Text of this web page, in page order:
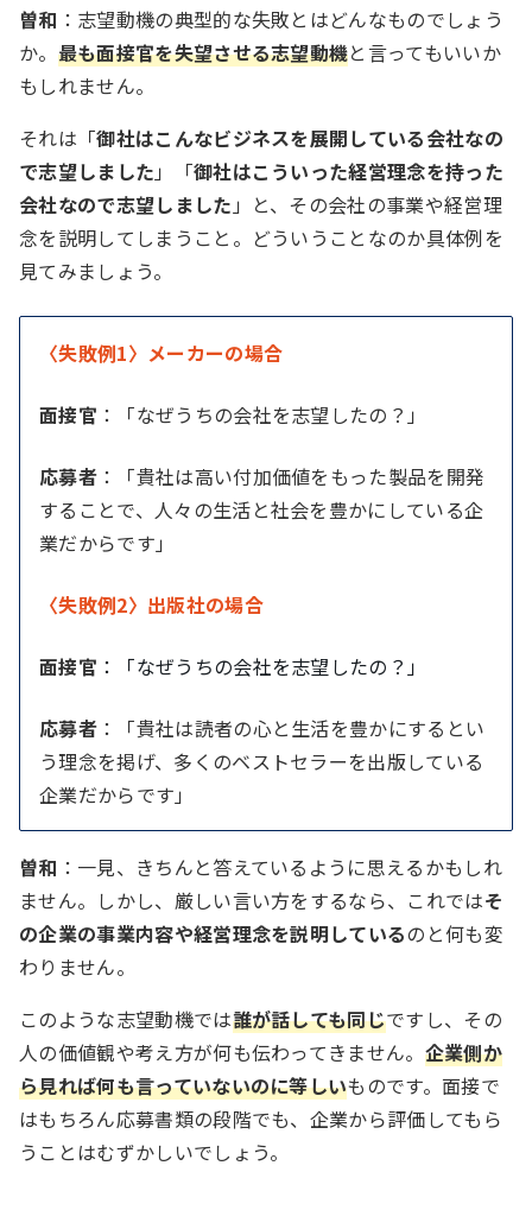
曽和 ：志望動機の典型的な失敗とはどんなものでしょう
か。 最も面接官を失望させる志望動機と言ってもいいか
もしれません。
それは「御社はこんなビジネスを展開している会社なの
で志望しました 」「御社はこういった経営理念を持った
会社なので志望しました 」と、その会社の事業や経営理
念を説明してしまうこと。どういうことなのか具体例を
見てみましょう。
〈失敗例1〉メーカーの場合
面接官 ：「なぜうちの会社を志望したの？」
応募者：「貴社は高い付加価値をもった製品を開発
することで、人々の生活と社会を豊かにしている企
業だからです」
〈失敗例2〉出版社の場合
面接官 ：「なぜうちの会社を志望したの？」
応募者：「貴社は読者の心と生活を豊かにするとい
う理念を掲げ、多くのベストセラーを出版している
企業だからです」
曽和 ：一見、きちんと答えているように思えるかもしれ
ません。しかし、厳しい言い方をするなら、これではそ
の企業の事業内容や経営理念を説明しているのと何も変
わりません。
このような志望動機では誰が話しても同じですし、その
人の価値観や考え方が何も伝わってきません。 企業側か
ら見れば何も言っていないのに等しいものです。面接で
はもちろん応募書類の段階でも、企業から評価してもら
うことはむずかしいでしょう。